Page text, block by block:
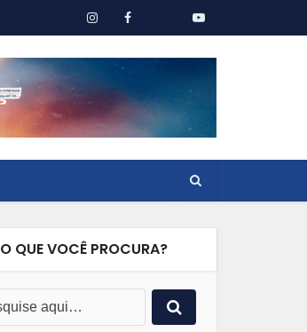
O QUE VOCÊ PROCURA?